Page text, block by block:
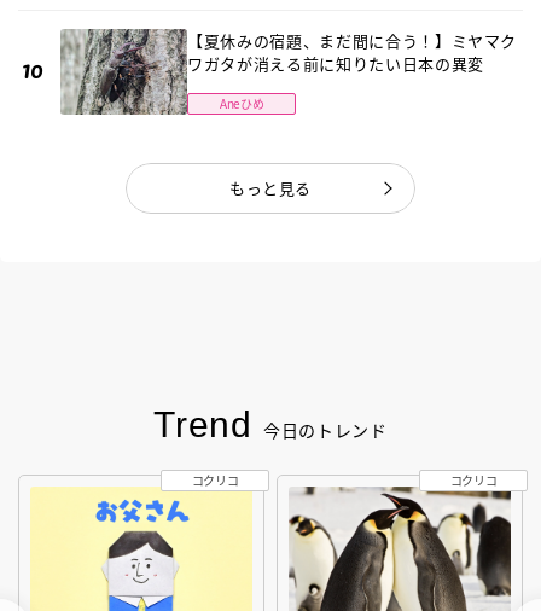
【夏休みの宿題、まだ間に合う！】ミヤマク
ワガタが消える前に知りたい日本の異変
Aneひめ
もっと見る
Trend 今日のトレンド
コクリコ コクリコ